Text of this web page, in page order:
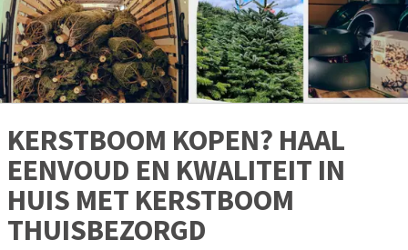
KERSTBOOM KOPEN? HAAL
EENVOUD EN KWALITEIT IN
HUIS MET KERSTBOOM
THUISBEZORGD